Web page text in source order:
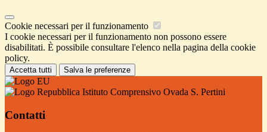
Cookie necessari per il funzionamento
I cookie necessari per il funzionamento non possono essere
disabilitati. È possibile consultare l'elenco nella pagina della cookie
policy.
Accetta tutti Salva le preferenze
Istituto Comprensivo Ovada S. Pertini
Contatti